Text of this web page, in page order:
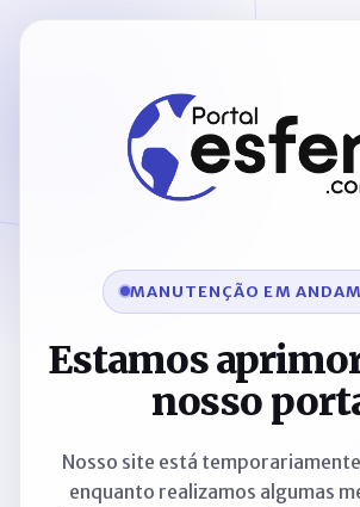
MANUTENÇÃO EM
Estamos
nosso
Nosso site está
enquanto realizamos algumas